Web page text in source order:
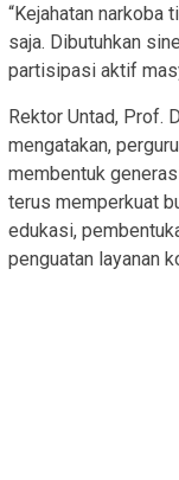
“Kejahatan
saja. Dibutuhkan
partisipasi aktif
Rektor Untad, Prof.
mengatakan,
membentuk
terus memperkuat
edukasi,
penguatan layanan